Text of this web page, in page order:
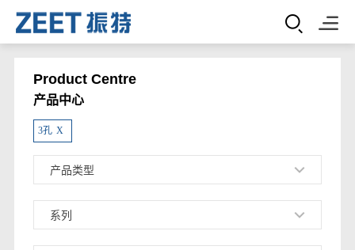
Product Centre
产品中心
3孔 X
产品类型
系列